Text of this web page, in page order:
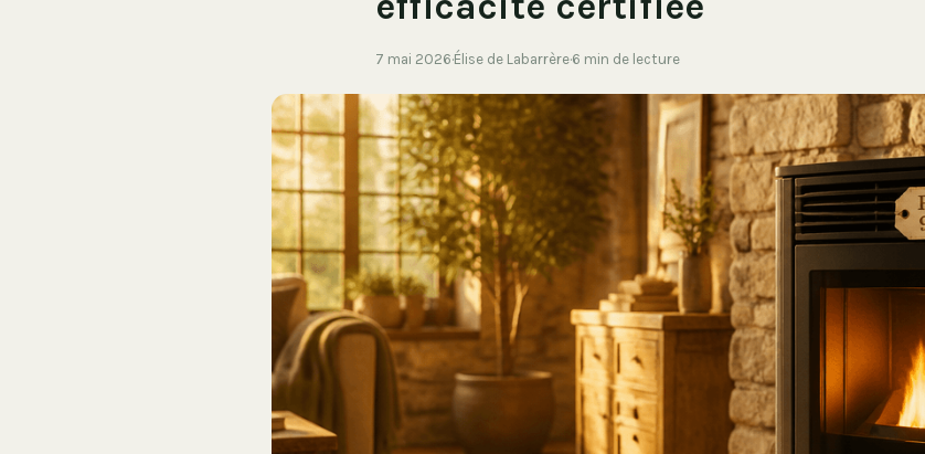
7 mai 2026·Élise de Labarrère·6 min de lecture